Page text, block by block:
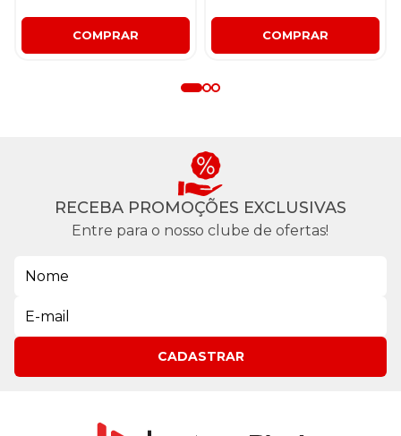
COMPRAR COMPRAR
RECEBA PROMOÇÕES EXCLUSIVAS
Entre para o nosso clube de ofertas!
CADASTRAR